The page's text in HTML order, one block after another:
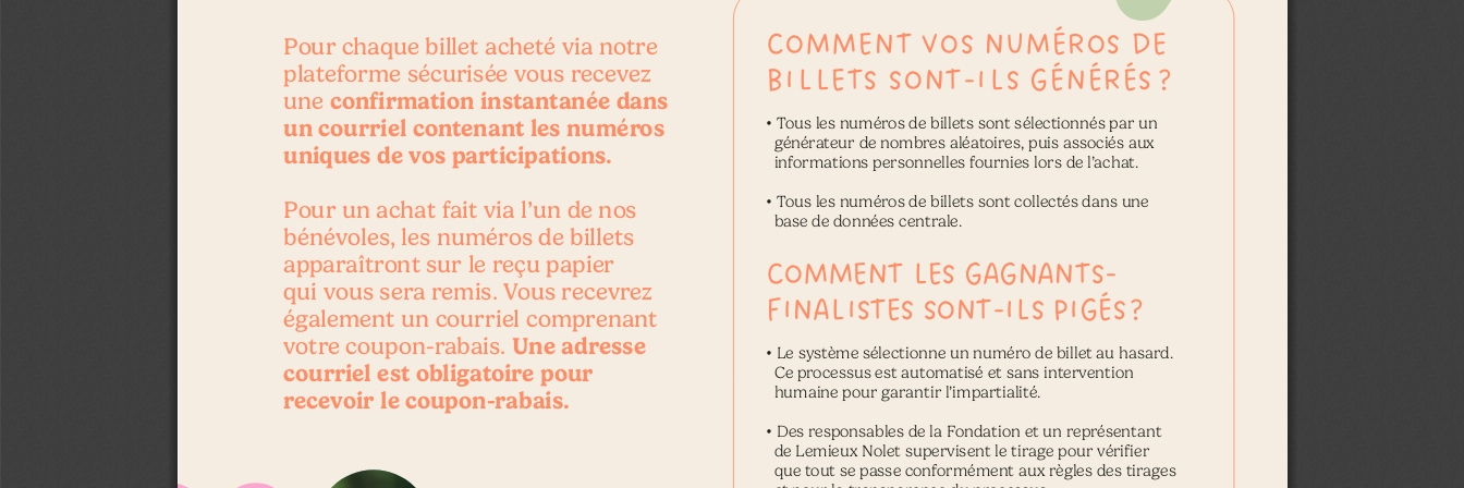
COMMENT VOS NUMÉROS DE
BILLETS SONT-ILS GÉNÉRÉS ?
• Tous les numéros de billets sont sélectionnés par un
  générateur de nombres aléatoires, puis associés aux
  informations personnelles fournies lors de l’achat.
• Tous les numéros de billets sont collectés dans une
  base de données centrale.
COMMENT LES GAGNANTS-
FINALISTES SONT-ILS PIGÉS ?
• Le système sélectionne un numéro de billet au hasard.
  Ce processus est automatisé et sans intervention
  humaine pour garantir l’impartialité.
• Des responsables de la Fondation et un représentant
  de Lemieux Nolet supervisent le tirage pour vérifier
  que tout se passe conformément aux règles des tirages
Pour chaque billet acheté via notre
plateforme sécurisée vous recevez
une confirmation instantanée dans
un courriel contenant les numéros
uniques de vos participations.
Pour un achat fait via l’un de nos
bénévoles, les numéros de billets
apparaîtront sur le reçu papier
qui vous sera remis. Vous recevrez
également un courriel comprenant
votre coupon-rabais. Une adresse
courriel est obligatoire pour
recevoir le coupon-rabais.